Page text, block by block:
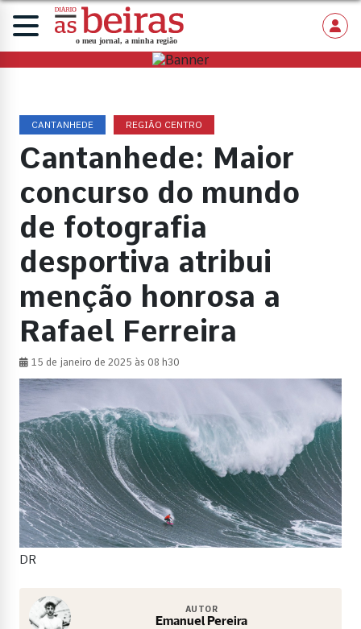
CANTANHEDE REGIÃO CENTRO
Cantanhede: Maior
concurso do mundo
de fotografia
desportiva atribui
menção honrosa a
Rafael Ferreira
15 de janeiro de 2025 às 08 h30
DR
AUTOR
Emanuel Pereira